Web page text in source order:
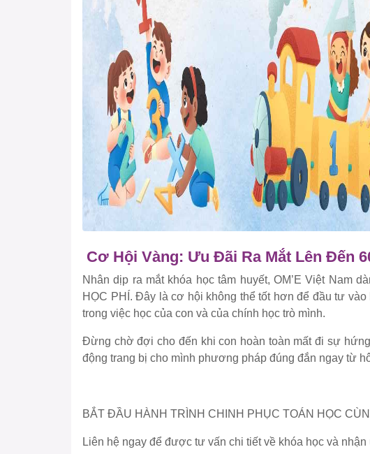
Cơ Hội Vàng: Ưu Đãi Ra Mắt Lên Đến
Nhân dịp ra mắt khóa học tâm huyết, OM’E Việt Nam
HỌC PHÍ. Đây là cơ hội không thể tốt hơn để đầu tư
trong việc học của con và của chính học trò mình.
Đừng chờ đợi cho đến khi con hoàn toàn mất đi sự
động trang bị cho mình phương pháp đúng đắn ngay từ
BẮT ĐẦU HÀNH TRÌNH CHINH PHỤC TOÁN HỌC
Liên hệ ngay để được tư vấn chi tiết về khóa học và nhận